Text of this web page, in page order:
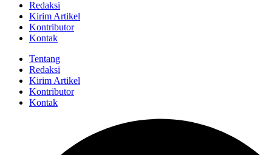
Redaksi
Kirim Artikel
Kontributor
Kontak
Tentang
Redaksi
Kirim Artikel
Kontributor
Kontak